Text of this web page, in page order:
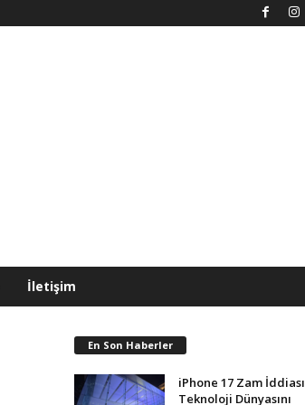
İletişim
En Son Haberler
iPhone 17 Zam İddiası
Teknoloji Dünyasını